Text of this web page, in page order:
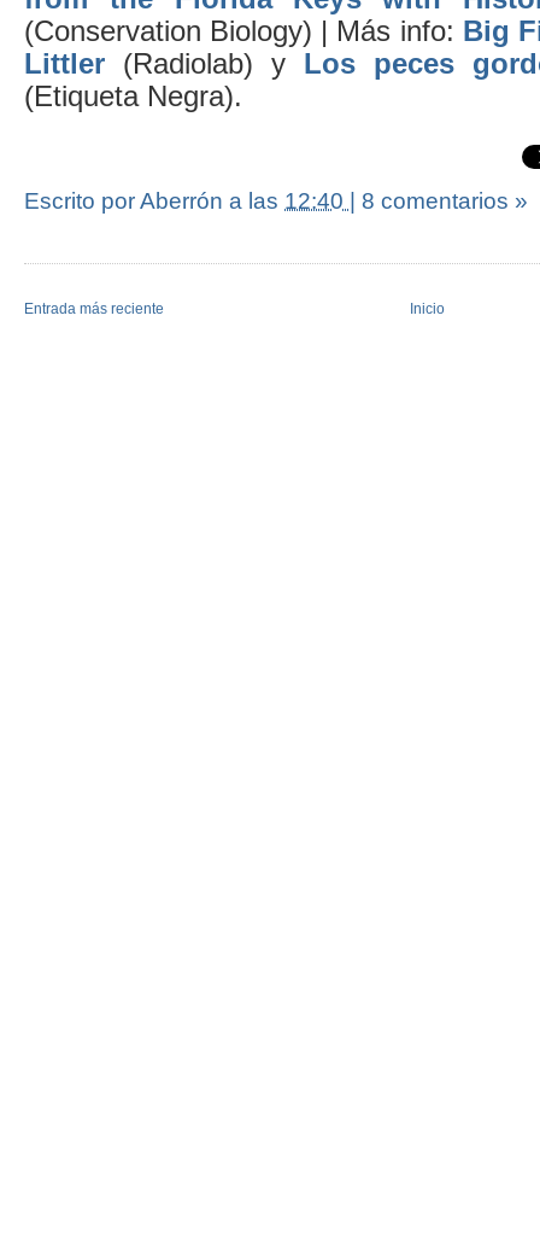
(Conservation Biology) | Más info: Big
Littler (Radiolab) y Los peces
(Etiqueta Negra).
Escrito por Aberrón a las 12:40 | 8 comentarios »
Entrada más reciente Inicio